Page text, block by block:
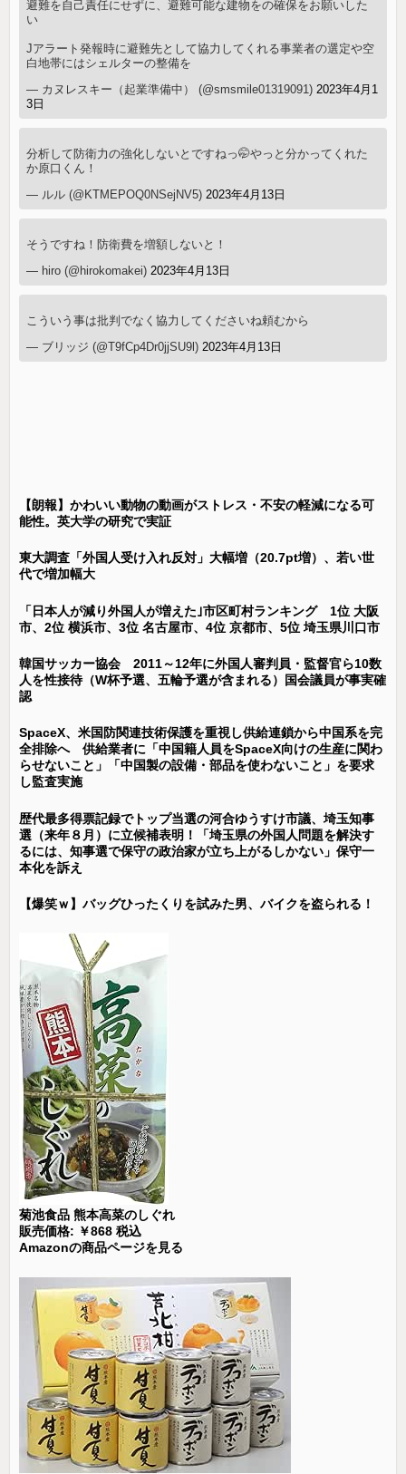
避難を自己責任にせずに、避難可能な建物をの確保をお願いした
い
Jアラート発報時に避難先として協力してくれる事業者の選定や空
白地帯にはシェルターの整備を
— カヌレスキー（起業準備中） (@smsmile01319091) 2023年4月1
3日
分析して防衛力の強化しないとですねっ🤭やっと分かってくれた
か原口くん！
— ルル (@KTMEPOQ0NSejNV5) 2023年4月13日
そうですね！防衛費を増額しないと！
— hiro (@hirokomakei) 2023年4月13日
こういう事は批判でなく協力してくださいね頼むから
— ブリッジ (@T9fCp4Dr0jjSU9l) 2023年4月13日
【朗報】かわいい動物の動画がストレス・不安の軽減になる可
能性。英大学の研究で実証
東大調査「外国人受け入れ反対」大幅増（20.7pt増）、若い世
代で増加幅大
「日本人が減り外国人が増えた｣市区町村ランキング 1位 大阪
市、2位 横浜市、3位 名古屋市、4位 京都市、5位 埼玉県川口市
韓国サッカー協会 2011～12年に外国人審判員・監督官ら10数
人を性接待（W杯予選、五輪予選が含まれる）国会議員が事実確
認
SpaceX、米国防関連技術保護を重視し供給連鎖から中国系を完
全排除へ 供給業者に「中国籍人員をSpaceX向けの生産に関わ
らせないこと」「中国製の設備・部品を使わないこと」を要求
し監査実施
歴代最多得票記録でトップ当選の河合ゆうすけ市議、埼玉知事
選（来年８月）に立候補表明！「埼玉県の外国人問題を解決す
るには、知事選で保守の政治家が立ち上がるしかない」保守一
本化を訴え
【爆笑ｗ】バッグひったくりを試みた男、バイクを盗られる！
菊池食品 熊本高菜のしぐれ
販売価格: ￥868 税込
Amazonの商品ページを見る